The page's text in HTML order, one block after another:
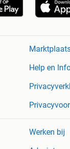
Help en
Werken bij